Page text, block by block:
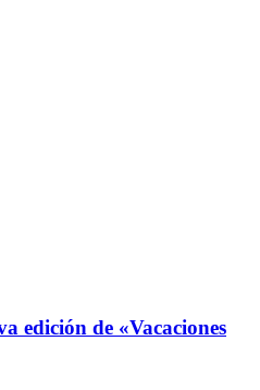
edición de «Vacaciones